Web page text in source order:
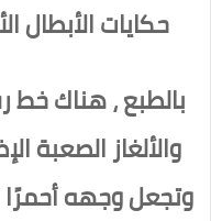
حكايات الأبطال
بالطبع ، هناك خط
والألغاز الصعبة
وتجعل وجهه أحمرًا